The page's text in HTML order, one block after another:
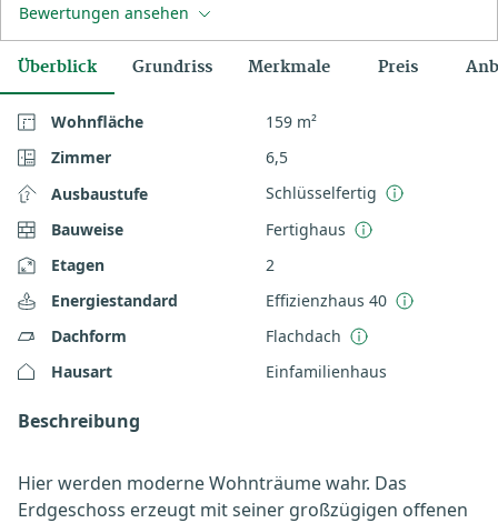
Bewertungen ansehen
Überblick Grundriss Merkmale Preis
Wohnfläche
159 m²
Zimmer
6,5
Ausbaustufe
Schlüsselfertig
Bauweise
Fertighaus
Etagen
2
Energiestandard
Effizienzhaus 40
Dachform
Flachdach
Hausart
Einfamilienhaus
Beschreibung
Hier werden moderne Wohnträume wahr. Das
Erdgeschoss erzeugt mit seiner großzügigen offenen